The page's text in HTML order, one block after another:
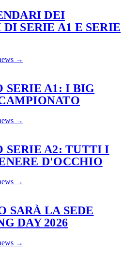
DEI
SERIE A1 E SERIE
→
SERIE A1: I BIG
→
SERIE A2: TUTTI I
D'OCCHIO
→
SARÀ LA SEDE
DAY 2026
→